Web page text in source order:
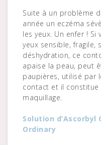
Suite à un problème
année un eczéma
les yeux. Un enfer !
yeux sensible, fragile,
déshydration, ce
apaise la peau, peut
paupières, utilisé par
contact et il constitue
maquillage.
Solution d’Ascorbyl
Ordinary